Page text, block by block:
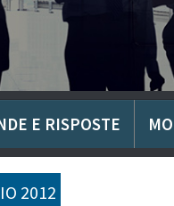
E RISPOSTE
2012